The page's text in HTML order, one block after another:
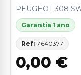
PEUGEOT 308
Garantia 1 ano
Ref:17640377
0,00 €